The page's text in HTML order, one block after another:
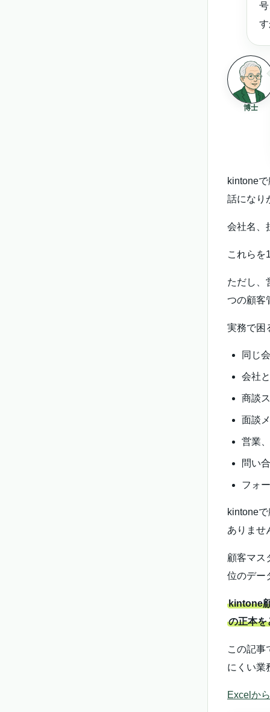
博士
kintone
話になり
会社名、
これらを
ただし、
つの顧客
実務で困
同じ
会社
商談
面談
営業
問い
フォ
kintone
ありませ
顧客マス
位のデー
kintone
の正本を
この記事
にくい業
Excelか